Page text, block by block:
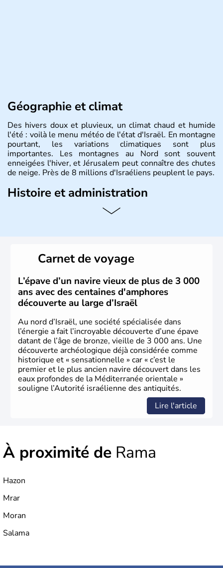
Géographie et climat
Des hivers doux et pluvieux, un climat chaud et humide
l'été : voilà le menu météo de l'état d'Israël. En montagne
pourtant, les variations climatiques sont plus
importantes. Les montagnes au Nord sont souvent
enneigées l'hiver, et Jérusalem peut connaître des chutes
de neige. Près de 8 millions d'Israéliens peuplent le pays.
Histoire et administration
L'Israël est un état de la partie est de la Méditerranée,
vrai essor économique dans le domaine des nouvelles
Carnet de voyage
L’épave d’un navire vieux de plus de 3 000
ans avec des centaines d'amphores
découverte au large d’Israël
Au nord d’Israël, une société spécialisée dans
l’énergie a fait l’incroyable découverte d’une épave
datant de l’âge de bronze, vieille de 3 000 ans. Une
découverte archéologique déjà considérée comme
historique et « sensationnelle » car « c’est le
premier et le plus ancien navire découvert dans les
eaux profondes de la Méditerranée orientale »
souligne l’Autorité israélienne des antiquités.
Lire l'article
À proximité de Rama
Hazon
Mrar
Moran
Salama